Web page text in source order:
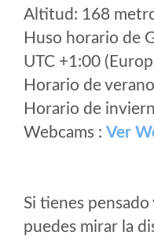
Altitud: 168
Huso horario de
UTC +1:00
Horario de
Horario de
Webcams : Ver
Si tienes
puedes mirar la